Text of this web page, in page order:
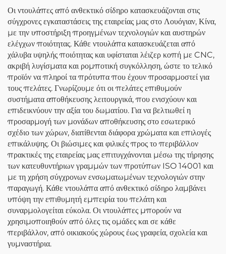
Εργαστηρίου
Οι ντουλάπες από ανθεκτικό σίδηρο κατασκευάζονται στις
σύγχρονες εγκαταστάσεις της εταιρείας μας στο Λουόγιαν, Κίνα,
με την υποστήριξη προηγμένων τεχνολογιών και αυστηρών
ελέγχων ποιότητας. Κάθε ντουλάπα κατασκευάζεται από
χάλυβα υψηλής ποιότητας και υφίσταται λέιζερ κοπή με CNC,
ακριβή λυγίσματα και ρομποτική συγκόλληση, ώστε το τελικό
προϊόν να πληροί τα πρότυπα που έχουν προσαρμοστεί για
τους πελάτες. Γνωρίζουμε ότι οι πελάτες επιθυμούν
συστήματα αποθήκευσης λειτουργικά, που ενισχύουν και
επιδεικνύουν την αξία του δωματίου. Για να βελτιωθεί η
προσαρμογή των μονάδων αποθήκευσης στο εσωτερικό
σχέδιο των χώρων, διατίθενται διάφορα χρώματα και επιλογές
επικάλυψης. Οι βιώσιμες και φιλικές προς το περιβάλλον
πρακτικές της εταιρείας μας επιτυγχάνονται μέσω της τήρησης
των κατευθυντήριων γραμμών των προτύπων ISO 14001 και
με τη χρήση σύγχρονων ενσωματωμένων τεχνολογιών στην
παραγωγή. Κάθε ντουλάπα από ανθεκτικό σίδηρο λαμβάνει
υπόψη την επιθυμητή εμπειρία του πελάτη και
συναρμολογείται εύκολα. Οι ντουλάπες μπορούν να
χρησιμοποιηθούν από όλες τις ομάδες και σε κάθε
περιβάλλον, από οικιακούς χώρους έως γραφεία, σχολεία και
γυμναστήρια.